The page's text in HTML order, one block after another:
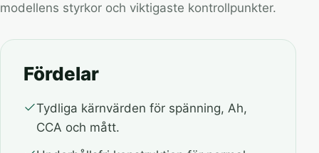
modellens styrkor och viktigaste kontrollpunkter.
Fördelar
Tydliga kärnvärden för spänning, Ah,
CCA och mått.